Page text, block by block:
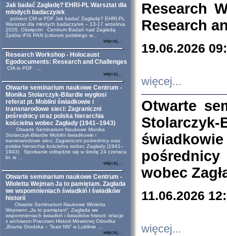
Jak badać Zagładę? EHRI-PL Warsztat dla
młodych badaczy/ek
pobierz CfA w PDF Jak badać Zagładę? EHRI-PL
Warsztat dla młodych badaczy/ek – 13-17 września
2026, Oświęcim Centrum Badań nad Zagładą
Żydów IFiS PAN (członek polskiego w...
więcej...
Research Workshop - Holocaust
Egodocuments: Research and Challenges
CfA in PDF ...
więcej...
Otwarte seminarium naukowe Centrum -
Monika Stolarczyk-Bilardie wygłosi
referat pt. Mobilni świadkowie i
transnarodowe sieci: Zagraniczni
pośrednicy oraz polska hierarchia
kościelna wobec Zagłady (1941–1943)
Otwarte Seminarium Naukowe Monika
Stolarczyk-Bilardie Mobilni świadkowie i
transnarodowe sieci: Zagraniczni pośrednicy oraz
polska hierarchia kościelna wobec Zagłady (1941–
1943) Spotkanie odbędzie się w środę 24 czerwca
br. w ...
więcej...
Otwarte seminarium naukowe Centrum -
Wioletta Wejman Ja to pamiętam. Zagłada
we wspomnieniach świadkiń i świadków
historii
Otwarte Seminarium Naukowe Wioletta
Wejmann „Ja to pamiętam”. Zagłada we
wspomnieniach świadkiń i świadków historii: relacje
z archiwum Pracowni Historii Mówionej Ośrodka
„Brama Grodzka – Teatr NN” w Lublinie ...
więcej...
Research
Research
19.06.2026
więcej...
Otwarte
wobec
11.06.2026
więcej...